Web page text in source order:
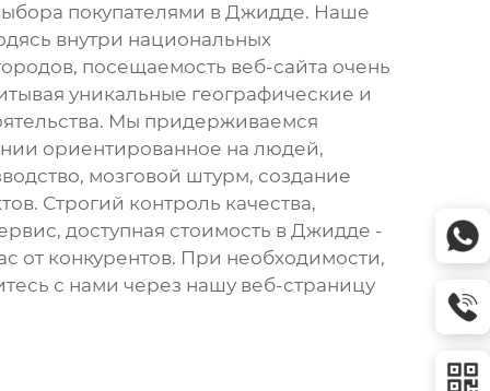
покупателями в Джидде. Наше
внутри национальных
посещаемость веб-сайта очень
уникальные географические и
Мы придерживаемся
ориентированное на людей,
мозговой штурм, создание
Строгий контроль качества,
доступная стоимость в Джидде -
от конкурентов. При необходимости,
с нами через нашу веб-страницу